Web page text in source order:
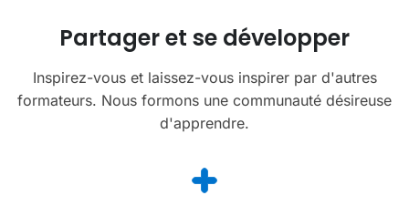
Partager et se développer
Inspirez-vous et laissez-vous inspirer par d'autres
formateurs. Nous formons une communauté désireuse
d'apprendre.